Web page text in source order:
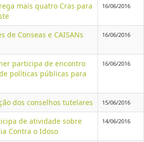
mais quatro Cras para
16/06/2016
de Conseas e CAISANs
16/06/2016
participa de encontro
políticas públicas para
16/06/2016
dos conselhos tutelares 15/06/2016
de atividade sobre
Contra o Idoso
14/06/2016